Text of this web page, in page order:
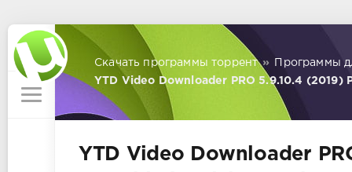
Скачать программы торрент »
Программы
YTD Video Downloader PRO 5.9.10.4 (2019)
YTD Video Downloader